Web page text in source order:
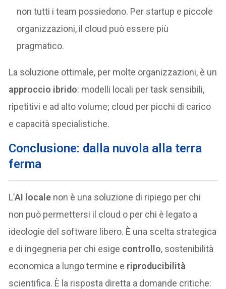
non tutti i team possiedono. Per startup e piccole
organizzazioni, il cloud può essere più
pragmatico.
La soluzione ottimale, per molte organizzazioni, è un
approccio ibrido: modelli locali per task sensibili,
ripetitivi e ad alto volume; cloud per picchi di carico
e capacità specialistiche.
Conclusione: dalla nuvola alla terra
ferma
L’AI locale non è una soluzione di ripiego per chi
non può permettersi il cloud o per chi è legato a
ideologie del software libero. È una scelta strategica
e di ingegneria per chi esige controllo, sostenibilità
economica a lungo termine e riproducibilità
scientifica. È la risposta diretta a domande critiche: